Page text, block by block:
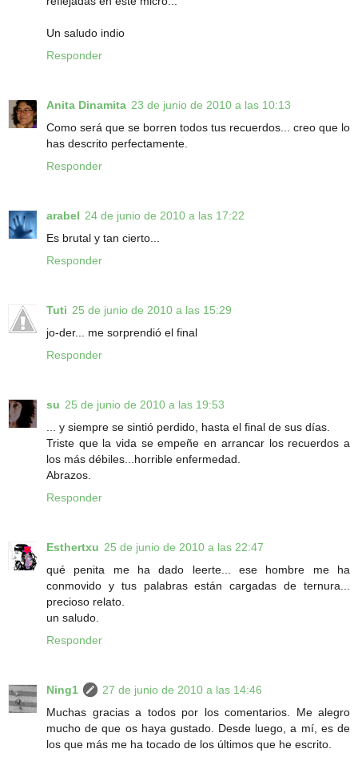
Un saludo indio
Responder
Anita Dinamita 23 de junio de 2010 a las 10:13
Como será que se borren todos tus recuerdos... creo que lo
has descrito perfectamente.
Responder
arabel 24 de junio de 2010 a las 17:22
Es brutal y tan cierto...
Responder
Tuti 25 de junio de 2010 a las 15:29
jo-der... me sorprendió el final
Responder
su 25 de junio de 2010 a las 19:53
... y siempre se sintió perdido, hasta el final de sus días.
Triste que la vida se empeñe en arrancar los recuerdos a
los más débiles...horrible enfermedad.
Abrazos.
Responder
Esthertxu 25 de junio de 2010 a las 22:47
qué penita me ha dado leerte... ese hombre me ha
conmovido y tus palabras están cargadas de ternura...
precioso relato.
un saludo.
Responder
Ning1
27 de junio de 2010 a las 14:46
Muchas gracias a todos por los comentarios. Me alegro
mucho de que os haya gustado. Desde luego, a mí, es de
los que más me ha tocado de los últimos que he escrito.